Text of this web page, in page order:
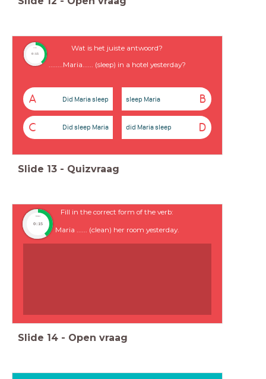
Wat is het juiste antwoord?
........Maria...... (sleep) in a hotel yesterday?
timer
0:15
A Did Maria sleep B
sleep Maria
C Did sleep Maria D
did Maria sleep
Slide 13 - Quizvraag
Fill in the correct form of the verb:
Maria ...... (clean) her room yesterday.
timer
0:15
Slide 14 - Open vraag